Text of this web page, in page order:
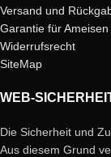
Versand und
Garantie für Ameisen
Widerrufsrecht
SiteMap
WEB-
Die Sicherheit und
Aus diesem Grund